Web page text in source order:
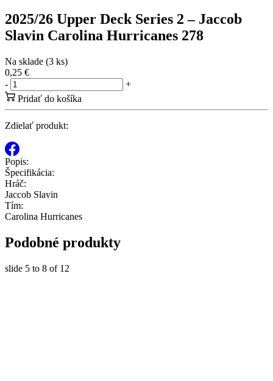
2025/26 Upper Deck Series 2 – Jaccob
Slavin Carolina Hurricanes 278
Na sklade (3 ks)
0,25 €
-
+
Pridať do košíka
Zdielať produkt:
Popis:
Špecifikácia:
Hráč:
Jaccob Slavin
Tím:
Carolina Hurricanes
Podobné produkty
slide 5 to 8 of 12